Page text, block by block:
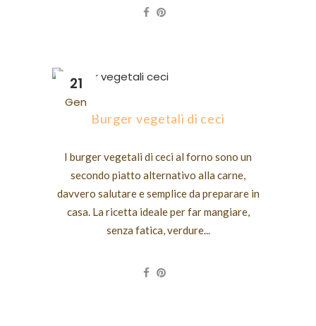
21
Gen
Burger vegetali di ceci
I burger vegetali di ceci al forno sono un
secondo piatto alternativo alla carne,
davvero salutare e semplice da preparare in
casa. La ricetta ideale per far mangiare,
senza fatica, verdure...